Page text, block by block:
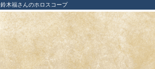
鈴木福さんのホロスコープ